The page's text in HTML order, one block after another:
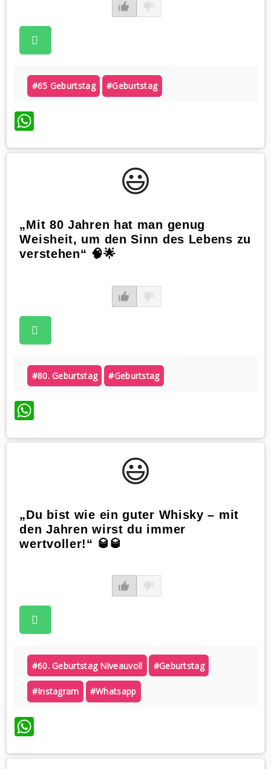
#65 Geburtstag #geburtstag
WhatsApp
😃️
„Mit 80 Jahren hat man genug
Weisheit, um den Sinn des Lebens zu
verstehen“ 🧠🌟
#80. Geburtstag #geburtstag
WhatsApp
😃️
„Du bist wie ein guter Whisky – mit
den Jahren wirst du immer
wertvoller!“ 🥃🥃
#60. Geburtstag Niveauvoll #geburtstag
#instagram #whatsapp
WhatsApp